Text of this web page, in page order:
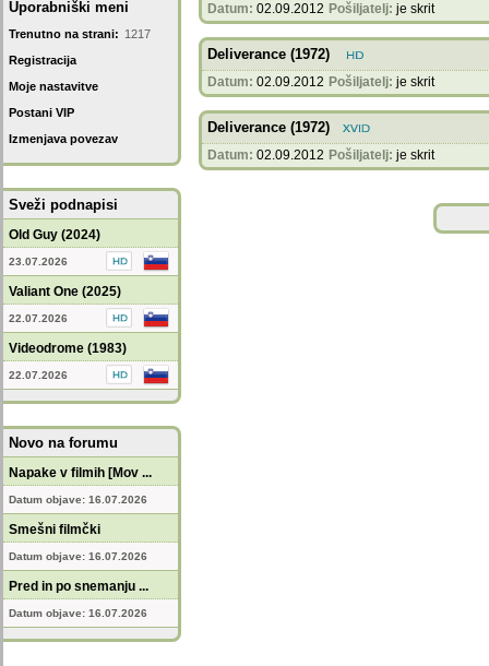
Uporabniški meni
Trenutno na strani: 1217
Registracija
Moje nastavitve
Postani VIP
Izmenjava povezav
Sveži podnapisi
Old Guy (2024)
23.07.2026
Valiant One (2025)
22.07.2026
Videodrome (1983)
22.07.2026
Novo na forumu
Napake v filmih [Mov ...
Datum objave: 16.07.2026
Smešni filmčki
Datum objave: 16.07.2026
Pred in po snemanju ...
Datum objave: 16.07.2026
Datum: 02.09.2012 Pošiljatelj: je skrit
Deliverance (1972)
Datum: 02.09.2012 Pošiljatelj: je skrit
Deliverance (1972)
Datum: 02.09.2012 Pošiljatelj: je skrit